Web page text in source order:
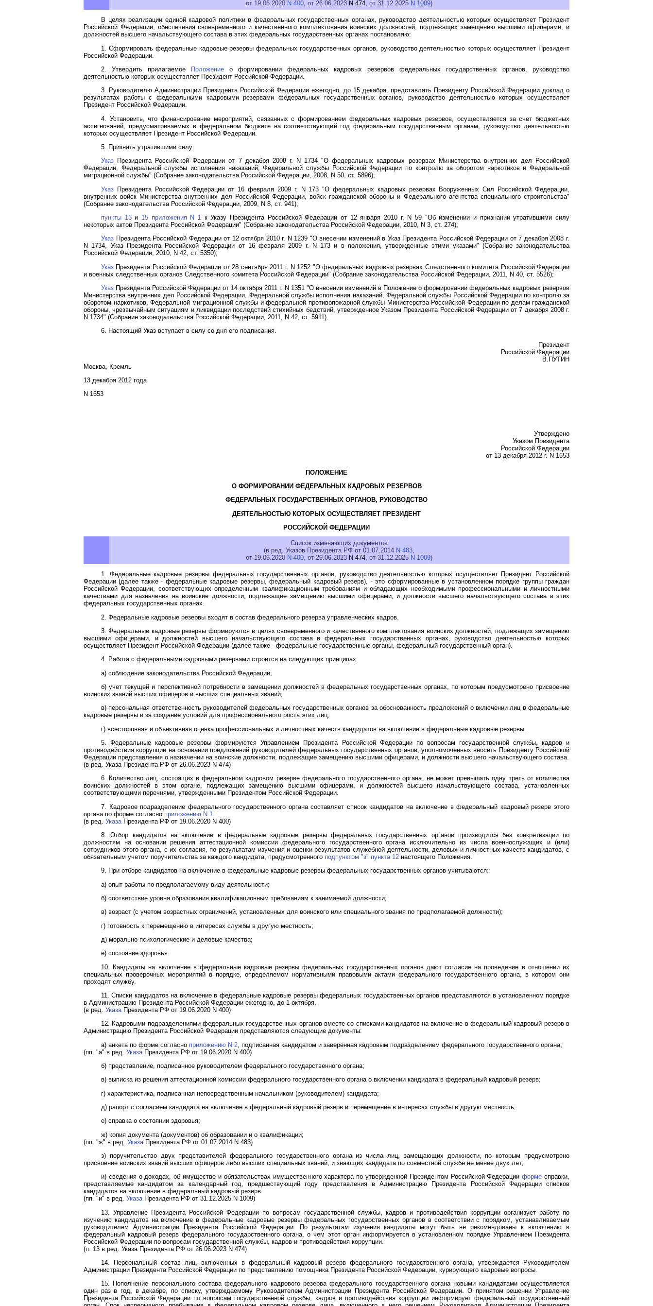
от 19.06.2020 N 400, от 26.06.2023 N 474, от 31.12.2025 N 1009)
В целях реализации единой кадровой политики в федеральных государственных органах, руководство деятельностью которых осуществляет Президент
Российской Федерации, обеспечения своевременного и качественного комплектования воинских должностей, подлежащих замещению высшими офицерами, и
должностей высшего начальствующего состава в этих федеральных государственных органах постановляю:
1. Сформировать федеральные кадровые резервы федеральных государственных органов, руководство деятельностью которых осуществляет Президент
Российской Федерации.
2. Утвердить прилагаемое
Положение о формировании федеральных кадровых резервов федеральных государственных органов, руководство
деятельностью которых осуществляет Президент Российской Федерации.
3. Руководителю Администрации Президента Российской Федерации ежегодно, до 15 декабря, представлять Президенту Российской Федерации доклад о
результатах работы с федеральными кадровыми резервами федеральных государственных органов, руководство деятельностью которых осуществляет
Президент Российской Федерации.
4. Установить, что финансирование мероприятий, связанных с формированием федеральных кадровых резервов, осуществляется за счет бюджетных
ассигнований, предусматриваемых в федеральном бюджете на соответствующий год федеральным государственным органам, руководство деятельностью
которых осуществляет Президент Российской Федерации.
5. Признать утратившими силу:
Указ Президента Российской Федерации от 7 декабря 2008 г. N 1734 "О федеральных кадровых резервах Министерства внутренних дел Российской
Федерации, Федеральной службы исполнения наказаний, Федеральной службы Российской Федерации по контролю за оборотом наркотиков и Федеральной
миграционной службы" (Собрание законодательства Российской Федерации, 2008, N 50, ст. 5896);
Указ Президента Российской Федерации от 16 февраля 2009 г. N 173 "О федеральных кадровых резервах Вооруженных Сил Российской Федерации,
внутренних войск Министерства внутренних дел Российской Федерации, войск гражданской обороны и Федерального агентства специального строительства"
(Собрание законодательства Российской Федерации, 2009, N 8, ст. 941);
пункты 13и 15 приложения N 1 к Указу Президента Российской Федерации от 12 января 2010 г. N 59 "Об изменении и признании утратившими силу
некоторых актов Президента Российской Федерации" (Собрание законодательства Российской Федерации, 2010, N 3, ст. 274);
Указ Президента Российской Федерации от 12 октября 2010 г. N 1239 "О внесении изменений в Указ Президента Российской Федерации от 7 декабря 2008 г.
N 1734, Указ Президента Российской Федерации от 16 февраля 2009 г. N 173 и в положения, утвержденные этими указами" (Собрание законодательства
Российской Федерации, 2010, N 42, ст. 5350);
Указ Президента Российской Федерации от 28 сентября 2011 г. N 1252 "О федеральных кадровых резервах Следственного комитета Российской Федерации
и военных следственных органов Следственного комитета Российской Федерации" (Собрание законодательства Российской Федерации, 2011, N 40, ст. 5526);
Указ Президента Российской Федерации от 14 октября 2011 г. N 1351 "О внесении изменений в Положение о формировании федеральных кадровых резервов
Министерства внутренних дел Российской Федерации, Федеральной службы исполнения наказаний, Федеральной службы Российской Федерации по контролю за
оборотом наркотиков, Федеральной миграционной службы и федеральной противопожарной службы Министерства Российской Федерации по делам гражданской
обороны, чрезвычайным ситуациям и ликвидации последствий стихийных бедствий, утвержденное Указом Президента Российской Федерации от 7 декабря 2008 г.
N 1734" (Собрание законодательства Российской Федерации, 2011, N 42, ст. 5911).
6. Настоящий Указ вступает в силу со дня его подписания.
Президент
Российской Федерации
В.ПУТИН
Москва, Кремль
13 декабря 2012 года
N 1653
Утверждено
Указом Президента
Российской Федерации
от 13 декабря 2012 г. N 1653
ПОЛОЖЕНИЕ
О ФОРМИРОВАНИИ ФЕДЕРАЛЬНЫХ КАДРОВЫХ РЕЗЕРВОВ
ФЕДЕРАЛЬНЫХ ГОСУДАРСТВЕННЫХ ОРГАНОВ, РУКОВОДСТВО
ДЕЯТЕЛЬНОСТЬЮ КОТОРЫХ ОСУЩЕСТВЛЯЕТ ПРЕЗИДЕНТ
РОССИЙСКОЙ ФЕДЕРАЦИИ
Список изменяющих документов
(в ред. Указов Президента РФ от 01.07.2014 N 483,
от 19.06.2020 N 400, от 26.06.2023 N 474, от 31.12.2025 N 1009)
1. Федеральные кадровые резервы федеральных государственных органов, руководство деятельностью которых осуществляет Президент Российской
Федерации (далее также - федеральные кадровые резервы, федеральный кадровый резерв), - это сформированные в установленном порядке группы граждан
Российской Федерации, соответствующих определенным квалификационным требованиям и обладающих необходимыми профессиональными и личностными
качествами для назначения на воинские должности, подлежащие замещению высшими офицерами, и должности высшего начальствующего состава в этих
федеральных государственных органах.
2. Федеральные кадровые резервы входят в состав федерального резерва управленческих кадров.
3. Федеральные кадровые резервы формируются в целях своевременного и качественного комплектования воинских должностей, подлежащих замещению
высшими офицерами, и должностей высшего начальствующего состава в федеральных государственных органах, руководство деятельностью которых
осуществляет Президент Российской Федерации (далее также - федеральные государственные органы, федеральный государственный орган).
4. Работа с федеральными кадровыми резервами строится на следующих принципах:
а) соблюдение законодательства Российской Федерации;
б) учет текущей и перспективной потребности в замещении должностей в федеральных государственных органах, по которым предусмотрено присвоение
воинских званий высших офицеров и высших специальных званий;
в) персональная ответственность руководителей федеральных государственных органов за обоснованность предложений о включении лиц в федеральные
кадровые резервы и за создание условий для профессионального роста этих лиц;
г) всесторонняя и объективная оценка профессиональных и личностных качеств кандидатов на включение в федеральные кадровые резервы.
5. Федеральные кадровые резервы формируются Управлением Президента Российской Федерации по вопросам государственной службы, кадров и
противодействия коррупции на основании предложений руководителей федеральных государственных органов, уполномоченных вносить Президенту Российской
Федерации представления о назначении на воинские должности, подлежащие замещению высшими офицерами, и должности высшего начальствующего состава.
(в ред. Указа Президента РФ от 26.06.2023 N 474)
6. Количество лиц, состоящих в федеральном кадровом резерве федерального государственного органа, не может превышать одну треть от количества
воинских должностей в этом органе, подлежащих замещению высшими офицерами, и должностей высшего начальствующего состава, установленных
соответствующими перечнями, утвержденными Президентом Российской Федерации.
7. Кадровое подразделение федерального государственного органа составляет список кандидатов на включение в федеральный кадровый резерв этого
органа по форме согласно приложению N 1
(в ред. Указа Президента РФ от 19.06.2020 N 400)
8. Отбор кандидатов на включение в федеральные кадровые резервы федеральных государственных органов производится без конкретизации по
должностям на основании решения аттестационной комиссии федерального государственного органа исключительно из числа военнослужащих и (или)
сотрудников этого органа, с их согласия, по результатам изучения и оценки результатов служебной деятельности, деловых и личностных качеств кандидатов, с
обязательным учетом поручительства за каждого кандидата, предусмотренного подпунктом "з" пункта 12 настоящего Положения.
9. При отборе кандидатов на включение в федеральные кадровые резервы федеральных государственных органов учитываются:
а) опыт работы по предполагаемому виду деятельности;
б) соответствие уровня образования квалификационным требованиям к занимаемой должности;
в) возраст (с учетом возрастных ограничений, установленных для воинского или специального звания по предполагаемой должности);
г) готовность к перемещению в интересах службы в другую местность;
д) морально-психологические и деловые качества;
е) состояние здоровья.
10. Кандидаты на включение в федеральные кадровые резервы федеральных государственных органов дают согласие на проведение в отношении их
специальных проверочных мероприятий в порядке, определяемом нормативными правовыми актами федерального государственного органа, в котором они
проходят службу.
11. Списки кандидатов на включение в федеральные кадровые резервы федеральных государственных органов представляются в установленном порядке
в Администрацию Президента Российской Федерации ежегодно, до 1 октября.
(в ред. Указа Президента РФ от 19.06.2020 N 400)
12. Кадровыми подразделениями федеральных государственных органов вместе со списками кандидатов на включение в федеральный кадровый резерв в
Администрацию Президента Российской Федерации представляются следующие документы:
а) анкета по форме согласно приложению N 2 , подписанная кандидатом и заверенная кадровым подразделением федерального государственного органа;
(пп. "а" в ред. Указа Президента РФ от 19.06.2020 N 400)
б) представление, подписанное руководителем федерального государственного органа;
в) выписка из решения аттестационной комиссии федерального государственного органа о включении кандидата в федеральный кадровый резерв;
г) характеристика, подписанная непосредственным начальником (руководителем) кандидата;
д) рапорт с согласием кандидата на включение в федеральный кадровый резерв и перемещение в интересах службы в другую местность;
е) справка о состоянии здоровья;
ж) копия документа (документов) об образовании и о квалификации;
(пп. "ж" в ред. Указа Президента РФ от 01.07.2014 N 483)
з) поручительство двух представителей федерального государственного органа из числа лиц, замещающих должности, по которым предусмотрено
присвоение воинских званий высших офицеров либо высших специальных званий, и знающих кандидата по совместной службе не менее двух лет;
и) сведения о доходах, об имуществе и обязательствах имущественного характера по утвержденной Президентом Российской Федерацииформе справки,
представляемые кандидатом за календарный год, предшествующий году представления в Администрацию Президента Российской Федерации списков
кандидатов на включение в федеральный кадровый резерв.
(пп. "и" в ред. УказаПрезидента РФ от 31.12.2025 N 1009)
13. Управление Президента Российской Федерации по вопросам государственной службы, кадров и противодействия коррупции организует работу по
изучению кандидатов на включение в федеральные кадровые резервы федеральных государственных органов в соответствии с порядком, устанавливаемым
руководителем Администрации Президента Российской Федерации. По результатам изучения кандидаты могут быть не рекомендованы к включению в
федеральный кадровый резерв федерального государственного органа, о чем этот орган информируется в установленном порядке Управлением Президента
Российской Федерации по вопросам государственной службы, кадров и противодействия коррупции.
(п. 13 в ред. Указа Президента РФ от 26.06.2023 N 474)
14. Персональный состав лиц, включенных в федеральный кадровый резерв федерального государственного органа, утверждается Руководителем
Администрации Президента Российской Федерации по представлению помощника Президента Российской Федерации, курирующего кадровые вопросы.
15. Пополнение персонального состава федерального кадрового резерва федерального государственного органа новыми кандидатами осуществляется
один раз в год, в декабре, по списку, утверждаемому Руководителем Администрации Президента Российской Федерации. О принятом решении Управление
Президента Российской Федерации по вопросам государственной службы, кадров и противодействия коррупции информирует федеральный государственный